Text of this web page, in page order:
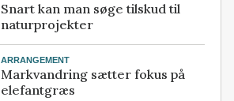
Snart kan man søge tilskud til
naturprojekter
ARRANGEMENT
Markvandring sætter fokus på
elefantgræs